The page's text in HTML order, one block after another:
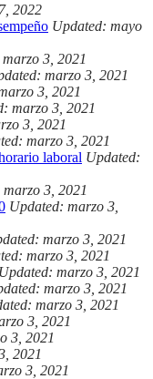
2022
Updated: mayo
3, 2021
marzo 3, 2021
3, 2021
marzo 3, 2021
3, 2021
marzo 3, 2021
laboral Updated:
3, 2021
Updated: marzo 3,
marzo 3, 2021
marzo 3, 2021
Updated: marzo 3, 2021
marzo 3, 2021
marzo 3, 2021
3, 2021
3, 2021
2021
3, 2021